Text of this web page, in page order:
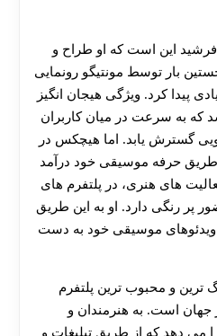
این است که او طراح و
بار توسط مونتیگو رونمایی
پیدا کرد. ویژگی هیجان‌ انگیز
که به سرعت در میان کاربران
گسترش یابد. اما هیچکس در
حرفه موسیقی خود درآمد
های هنری، در پلتفرم‌ های
پر رنگی دارد. او به این طریق
ویدئوهای موسیقی خود به دست
ترین و محبوب‌ ترین پلتفرم‌
جهان است. به هنرمندان و
می‌ دهد که از طریق تبلیغات و